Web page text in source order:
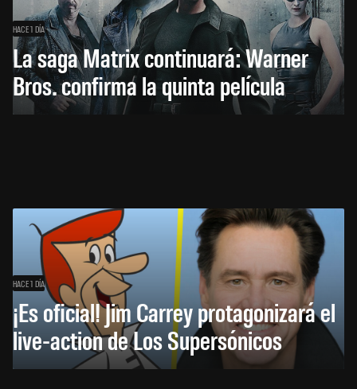
HACE 1 DÍA
La saga Matrix continuará: Warner
Bros. confirma la quinta película
HACE 1 DÍA
¡Es oficial! Jim Carrey protagonizará el
live-action de Los Supersónicos